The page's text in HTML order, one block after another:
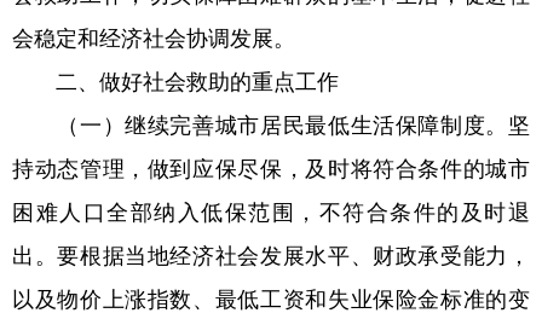
会稳定和经济社会协调发展。
二、做好社会救助的重点工作
（一）继续完善城市居民最低生活保障制度。坚
持动态管理，做到应保尽保，及时将符合条件的城市
困难人口全部纳入低保范围，不符合条件的及时退
出。要根据当地经济社会发展水平、财政承受能力，
以及物价上涨指数、最低工资和失业保险金标准的变